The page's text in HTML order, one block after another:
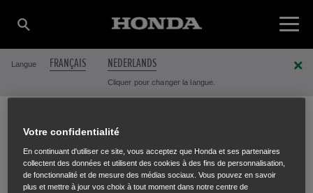
Langue FRANÇAIS NEDERLANDS
Cliquer pour changer la langue.
LECOT NV
Votre confidentialité
En continuant d'utiliser ce site, vous acceptez que Honda et ses partenaires
collectent des données et utilisent des cookies à des fins de personnalisation,
de fonctionnalité et de mesure des médias sociaux. Vous pouvez en savoir
plus et mettre à jour vos choix à tout moment dans notre centre de